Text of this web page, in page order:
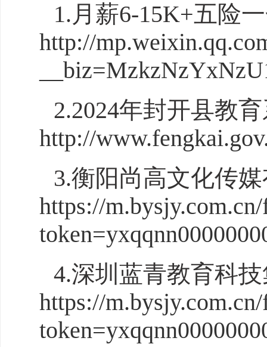
1.月薪6-15K+五险
http://
2.2024年封开县教
http://
3.衡阳尚高文化传
https://
4.深圳蓝青教育科
https://